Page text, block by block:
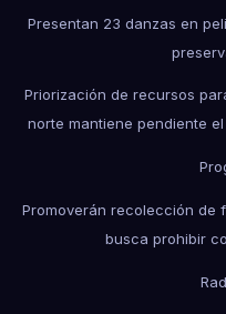
Presentan 23 danzas en
Priorización de recursos
norte mantiene pendiente
Promoverán recolección de
busca prohibir